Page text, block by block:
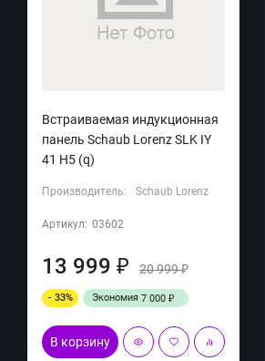
Встраиваемая индукционная
панель Schaub Lorenz SLK IY
41 H5 (q)
Производитель: Schaub Lorenz
Артикул: 03602
13 999 ₽ 20 999₽
- 33% Экономия 7 000 ₽
В корзину